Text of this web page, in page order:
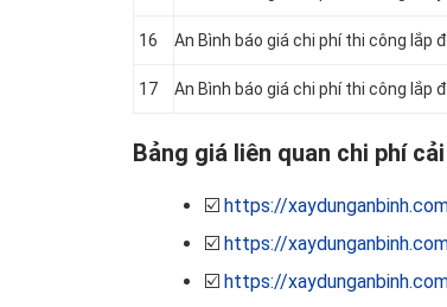
16 An Bình báo giá chi phí thi công lắp
17 An Bình báo giá chi phí thi công lắp
Bảng giá liên quan chi phí
☑️ https://
☑️ https://
☑️ https://